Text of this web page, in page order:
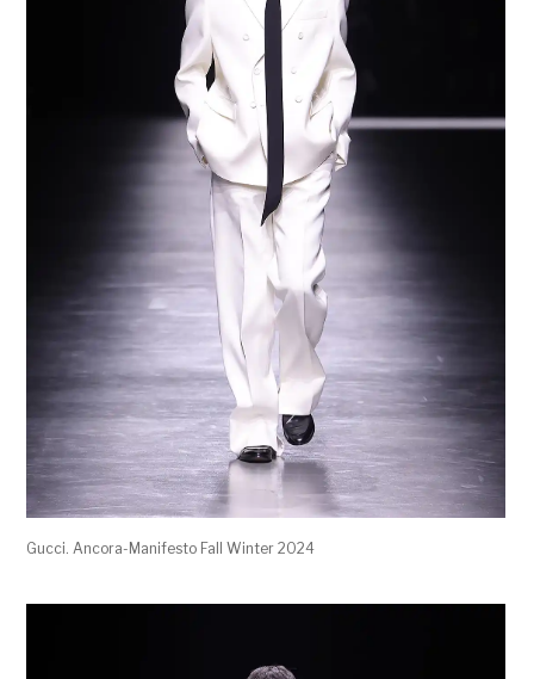
Gucci. Ancora-Manifesto Fall Winter 2024